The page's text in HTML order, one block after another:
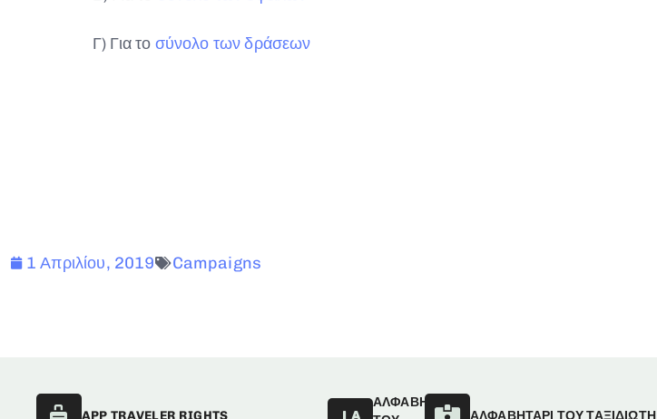
Γ) Για το σύνολο των δράσεων
1 Απριλίου, 2019 Campaigns
APP TRAVELER RIGHTS
ΑΛΦΑΒΗΤΑΡΙ
ΑΛΦΑΒΗΤΑΡΙ ΤΟΥ ΤΑΞΙΔΙΩΤΗ